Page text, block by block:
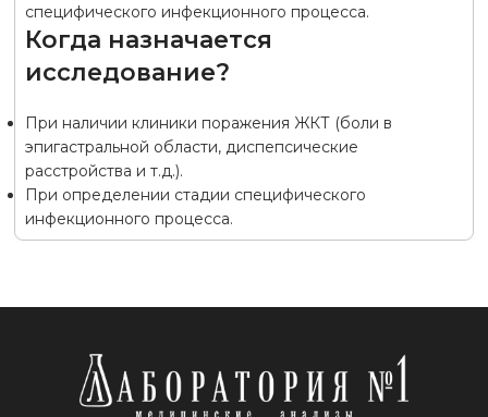
специфического инфекционного процесса.
Когда назначается
исследование?
При наличии клиники поражения ЖКТ (боли в
эпигастральной области, диспепсические
расстройства и т.д.).
При определении стадии специфического
инфекционного процесса.